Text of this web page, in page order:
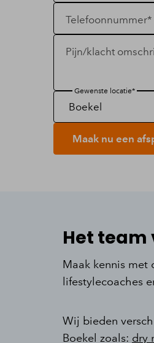
Telefoonnummer*
Pijn/klacht
Gewenste locatie*
Maak nu een
Het team
Maak kennis met
lifestylecoaches
Wij bieden
Boekel zoals: dry